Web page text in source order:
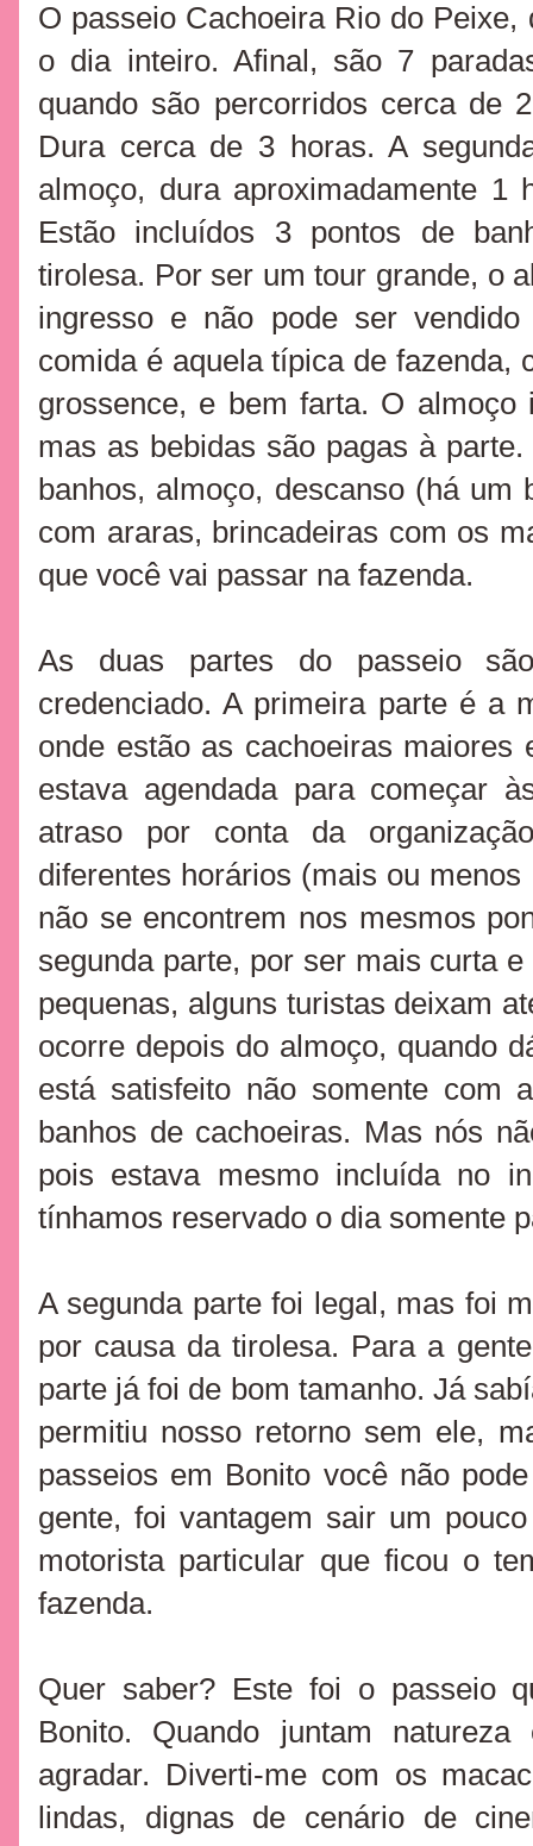
O passeio Cachoeira Rio do
o dia inteiro. Afinal, são 7
quando são percorridos cerca de
Dura cerca de 3 horas. A
almoço, dura aproximadamente
Estão incluídos 3 pontos de
tirolesa. Por ser um tour grande, o
ingresso e não pode ser
comida é aquela típica de fazenda,
grossence, e bem farta. O
mas as bebidas são pagas à
banhos, almoço, descanso (há
com araras, brincadeiras com os
que você vai passar na fazenda.
As duas partes do passeio
credenciado. A primeira parte é a
onde estão as cachoeiras
estava agendada para começar
atraso por conta da
diferentes horários (mais ou
não se encontrem nos mesmos
segunda parte, por ser mais curta
pequenas, alguns turistas deixam
ocorre depois do almoço, quando
está satisfeito não somente com
banhos de cachoeiras. Mas nós
pois estava mesmo incluída no
tínhamos reservado o dia somente
A segunda parte foi legal, mas foi
por causa da tirolesa. Para a
parte já foi de bom tamanho. Já
permitiu nosso retorno sem ele,
passeios em Bonito você não
gente, foi vantagem sair um
motorista particular que ficou o
fazenda.
Quer saber? Este foi o passeio
Bonito. Quando juntam
agradar. Diverti-me com os
lindas, dignas de cenário de